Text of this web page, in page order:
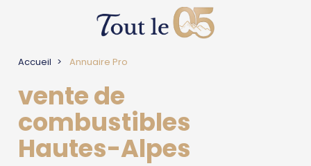
Accueil Annuaire Pro
vente de
combustibles
Hautes-Alpes